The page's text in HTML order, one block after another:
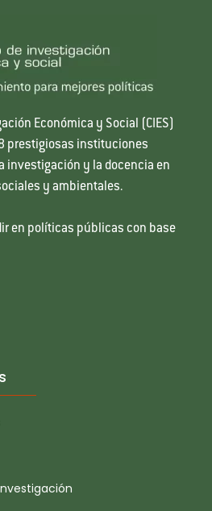
Económica y Social (CIES)
prestigiosas instituciones
investigación y la docencia en
y ambientales.
en políticas públicas con base